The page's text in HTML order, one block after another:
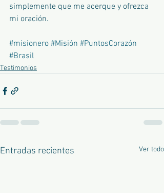
simplemente que me acerque y ofrezca
mi oración.
#misionero #Misión #PuntosCorazón
#Brasil
Testimonios
Entradas recientes Ver todo